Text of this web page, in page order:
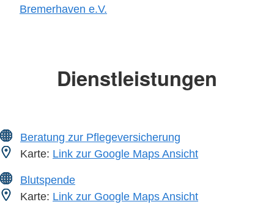
Bremerhaven e.V.
Dienstleistungen
Beratung zur Pflegeversicherung
Karte: Link zur Google Maps Ansicht
Blutspende
Karte: Link zur Google Maps Ansicht